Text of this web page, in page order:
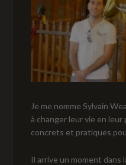
Je me nomme Sylvain
à changer leur vie en
concrets et pratiques
Il arrive un moment dans